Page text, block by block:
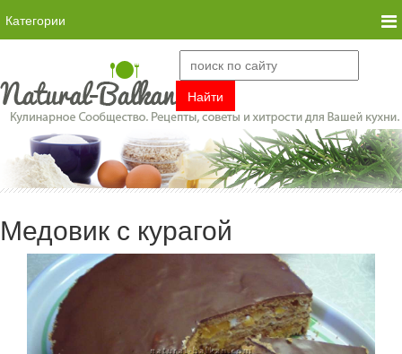
Категории
Медовик с курагой